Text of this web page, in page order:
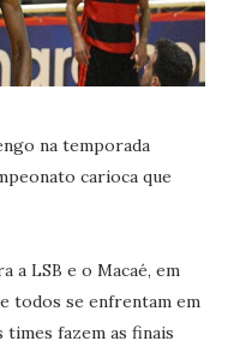
na temporada
carioca que
a LSB e o Macaé, em
todos se enfrentam em
fazem as finais